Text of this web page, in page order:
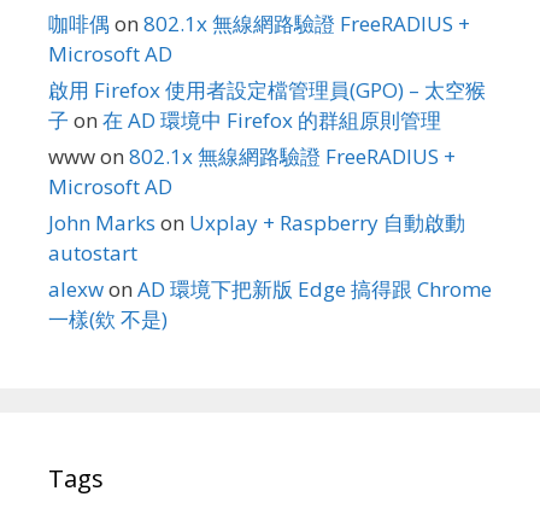
咖啡偶 on 802.1x 無線網路驗證 FreeRADIUS +
Microsoft AD
啟用 Firefox 使用者設定檔管理員(GPO) – 太空猴
子 on 在 AD 環境中 Firefox 的群組原則管理
wwwon 802.1x 無線網路驗證 FreeRADIUS +
Microsoft AD
John Marks on Uxplay + Raspberry 自動啟動
autostart
alexwon AD 環境下把新版 Edge 搞得跟 Chrome
一樣(欸 不是)
Tags